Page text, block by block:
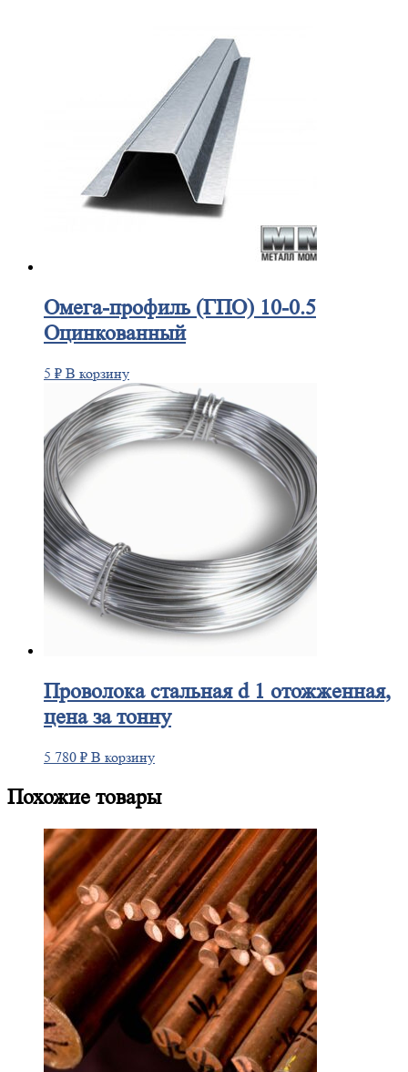
Омега-профиль(ГПО) 10-0.5
Оцинкованный
5 ₽ В корзину
Проволокастальная d 1 отожженная,
цена за тонну
5 780 ₽ В корзину
Похожие товары